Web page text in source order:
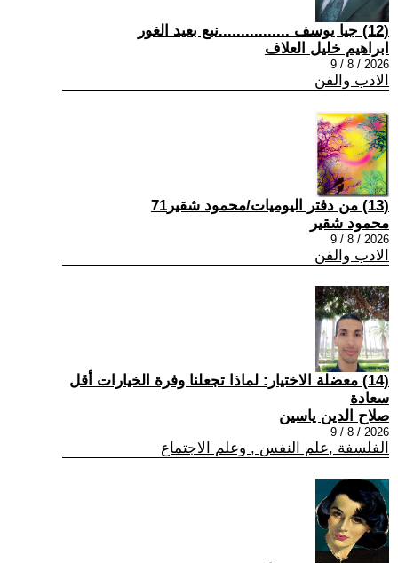
(12) جيا يوسف ................نبع بعيد الغور
ابراهيم خليل العلاف
2026 / 8 / 9
الادب والفن
(13) من دفتر اليوميات/محمود شقير71
محمود شقير
2026 / 8 / 9
الادب والفن
(14) معضلة الاختيار: لماذا تجعلنا وفرة الخيارات أقل
سعادة
صلاح الدين ياسين
2026 / 8 / 9
الفلسفة ,علم النفس , وعلم الاجتماع